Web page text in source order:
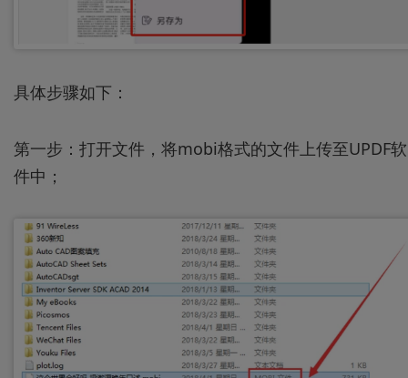
具体步骤如下：
第一步：打开文件，将mobi格式的文件上传至UPDF软
件中；